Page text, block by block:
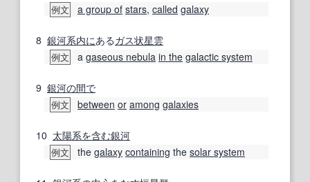
例文 a group of stars, called galaxy
8 銀河系内にあるガス状星雲
例文 a gaseous nebula in the galactic system
9 銀河の間で
例文 between or among galaxies
10 太陽系を含む銀河
例文 the galaxy containing the solar system